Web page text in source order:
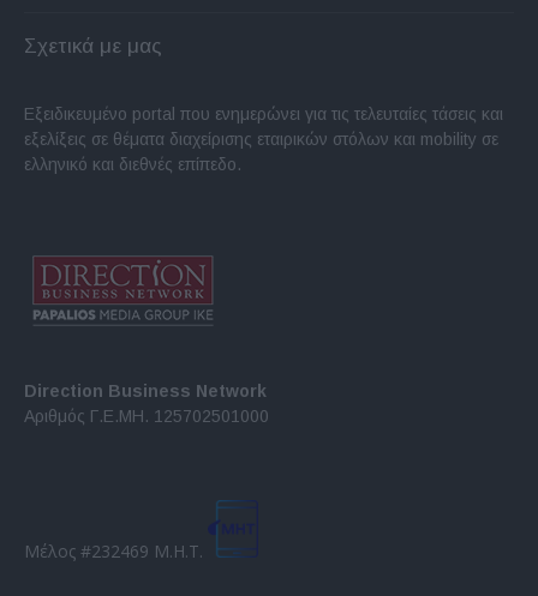
Σχετικά με μας
Εξειδικευμένο portal που ενημερώνει για τις τελευταίες τάσεις και
εξελίξεις σε θέματα διαχείρισης εταιρικών στόλων και mobility σε
ελληνικό και διεθνές επίπεδο.
Direction Business Network
Αριθμός Γ.Ε.ΜΗ. 125702501000
Μέλος #232469 Μ.Η.Τ.